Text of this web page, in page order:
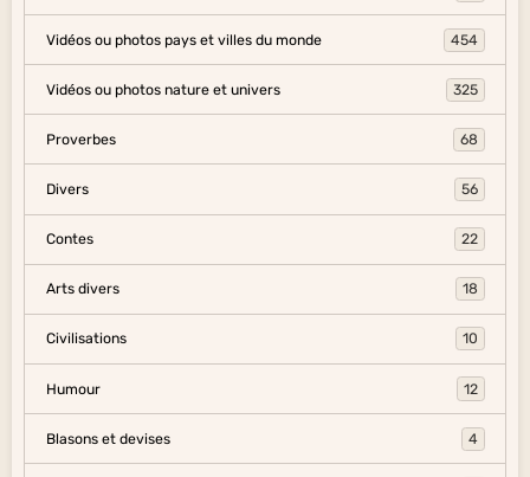
Vidéos ou photos pays et villes du monde 454
Vidéos ou photos nature et univers 325
Proverbes 68
Divers 56
Contes 22
Arts divers 18
Civilisations 10
Humour 12
Blasons et devises 4